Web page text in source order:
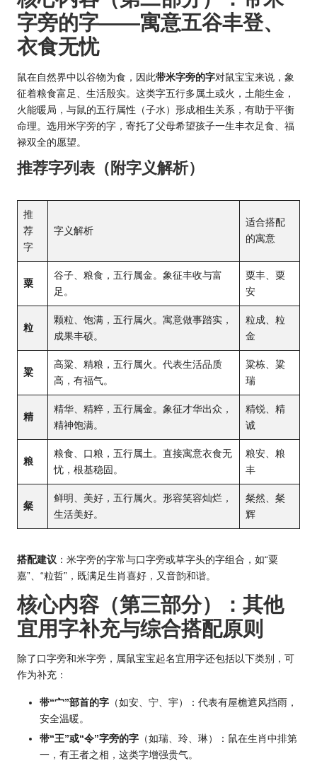
字旁的字——寓意五谷丰登、
衣食无忧
鼠在自然界中以谷物为食，因此带米字旁的字对鼠宝宝来说，象
征着粮食富足、生活殷实。这类字五行多属土或火，土能生金，
火能暖局，与鼠的五行属性（子水）形成相生关系，有助于平衡
命理。选用米字旁的字，寄托了父母希望孩子一生丰衣足食、福
禄双全的愿望。
推荐字列表（附字义解析）
推
荐
字
字义解析
适合搭配
的寓意
粟
谷子、粮食，五行属金。象征丰收与富
足。
粟丰、粟
安
粒
颗粒、饱满，五行属火。寓意做事踏实，
成果丰硕。
粒成、粒
金
粱
高粱、精粮，五行属火。代表生活品质
高，有福气。
粱栋、粱
瑞
精
精华、精粹，五行属金。象征才华出众，
精神饱满。
精锐、精
诚
粮
粮食、口粮，五行属土。直接寓意衣食无
忧，根基稳固。
粮安、粮
丰
粲
鲜明、美好，五行属火。形容笑容灿烂，
生活美好。
粲然、粲
辉
搭配建议 ：米字旁的字常与口字旁或草字头的字组合，如“粟
嘉”、“粒哲”，既满足生肖喜好，又音韵和谐。
核心内容（第三部分）：其他
宜用字补充与综合搭配原则
除了口字旁和米字旁，属鼠宝宝起名宜用字还包括以下类别，可
作为补充：
带“宀”部首的字 （如安、宁、宇）：代表有屋檐遮风挡雨，
安全温暖。
带“王”或“令”字旁的字 （如瑞、玲、琳）：鼠在生肖中排第
一，有王者之相，这类字增强贵气。